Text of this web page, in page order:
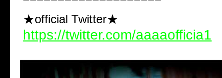
★official Twitter★
https://twitter.com/aaaaofficia1